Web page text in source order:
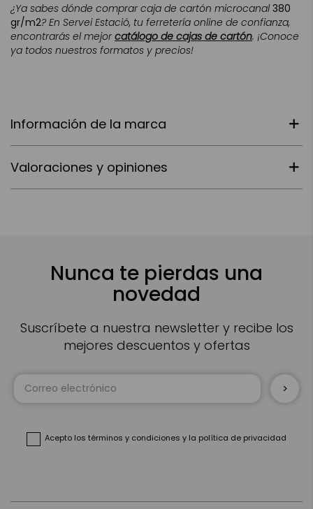
¿Ya sabes dónde comprar caja de cartón microcanal 380
gr/m2? En Servei Estació, tu ferretería online de confianza,
encontrarás el mejorcatálogo de cajas de cartón. ¡Conoce
ya todos nuestros formatos y precios!
Información de la marca
Valoraciones y opiniones
Nunca te pierdas una
novedad
Suscríbete a nuestra newsletter y recibe los
mejores descuentos y ofertas
Inscríbase
Acepto los términos y condiciones y la política de privacidad